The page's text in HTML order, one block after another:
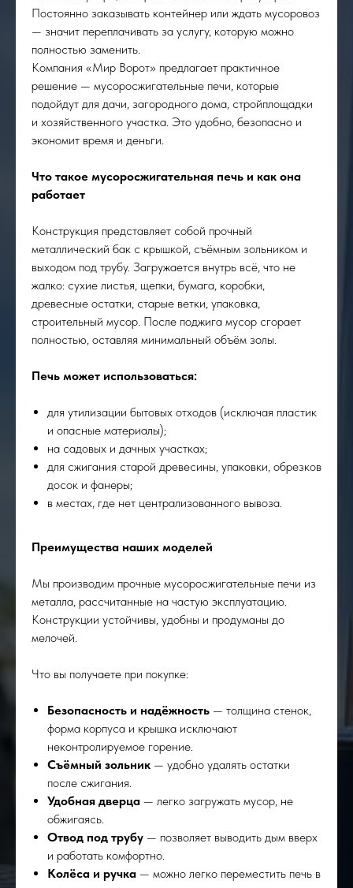
Постоянно заказывать контейнер или ждать мусоровоз
— значит переплачивать за услугу, которую можно
полностью заменить.
Компания «Мир Ворот» предлагает практичное
решение — мусоросжигательные печи, которые
подойдут для дачи, загородного дома, стройплощадки
и хозяйственного участка. Это удобно, безопасно и
экономит время и деньги.
Что такое мусоросжигательная печь и как она
работает
Конструкция представляет собой прочный
металлический бак с крышкой, съёмным зольником и
выходом под трубу. Загружается внутрь всё, что не
жалко: сухие листья, щепки, бумага, коробки,
древесные остатки, старые ветки, упаковка,
строительный мусор. После поджига мусор сгорает
полностью, оставляя минимальный объём золы.
Печь может использоваться:
для утилизации бытовых отходов (исключая пластик
и опасные материалы);
на садовых и дачных участках;
для сжигания старой древесины, упаковки, обрезков
досок и фанеры;
в местах, где нет централизованного вывоза.
Преимущества наших моделей
Мы производим прочные мусоросжигательные печи из
металла, рассчитанные на частую эксплуатацию.
Конструкции устойчивы, удобны и продуманы до
мелочей.
Что вы получаете при покупке:
Безопасность и надёжность — толщина стенок,
форма корпуса и крышка исключают
неконтролируемое горение.
Съёмный зольник — удобно удалять остатки
после сжигания.
Удобная дверца — легко загружать мусор, не
обжигаясь.
Отвод под трубу — позволяет выводить дым вверх
и работать комфортно.
Колёса и ручка — можно легко переместить печь в